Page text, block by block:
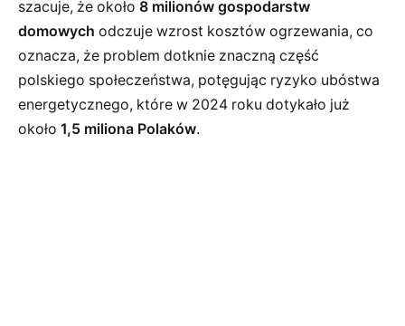
szacuje, że około 8 milionów gospodarstw
domowych odczuje wzrost kosztów ogrzewania, co
oznacza, że problem dotknie znaczną część
polskiego społeczeństwa, potęgując ryzyko ubóstwa
energetycznego, które w 2024 roku dotykało już
około 1,5 miliona Polaków.